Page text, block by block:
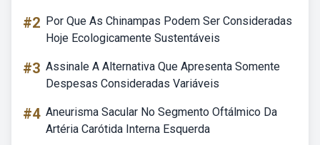
#2 Por Que As Chinampas Podem Ser Consideradas
Hoje Ecologicamente Sustentáveis
#3 Assinale A Alternativa Que Apresenta Somente
Despesas Consideradas Variáveis
#4 Aneurisma Sacular No Segmento Oftálmico Da
Artéria Carótida Interna Esquerda